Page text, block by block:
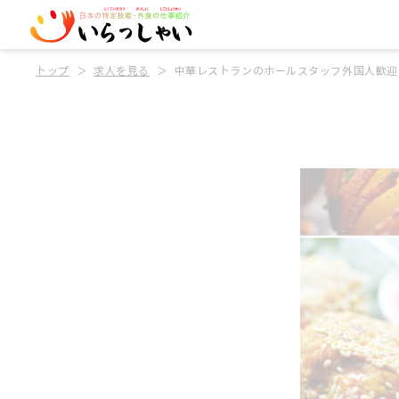
トップ 求人を見る 中華レストランのホールスタッフ外国人歓迎